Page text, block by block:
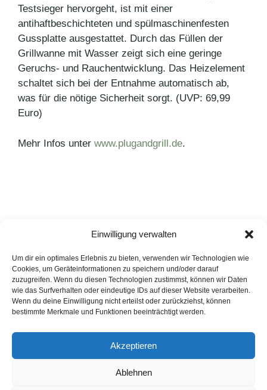
Einwilligung verwalten
Um dir ein optimales Erlebnis zu bieten, verwenden wir Technologien wie
Cookies, um Geräteinformationen zu speichern und/oder darauf
zuzugreifen. Wenn du diesen Technologien zustimmst, können wir Daten
wie das Surfverhalten oder eindeutige IDs auf dieser Website verarbeiten.
Wenn du deine Einwilligung nicht erteilst oder zurückziehst, können
bestimmte Merkmale und Funktionen beeinträchtigt werden.
Akzeptieren
Ablehnen
Testsieger hervorgeht, ist mit einer
antihaftbeschichteten und spülmaschinenfesten
Gussplatte ausgestattet. Durch das Füllen der
Grillwanne mit Wasser zeigt sich eine geringe
Geruchs- und Rauchentwicklung. Das Heizelement
schaltet sich bei der Entnahme automatisch ab,
was für die nötige Sicherheit sorgt. (UVP: 69,99
Euro)
Mehr Infos unter www.plugandgrill.de.
,Pressemitteilungen
Schlagwörter
Severin
Praktischer Mehlratgeber
Firestone App